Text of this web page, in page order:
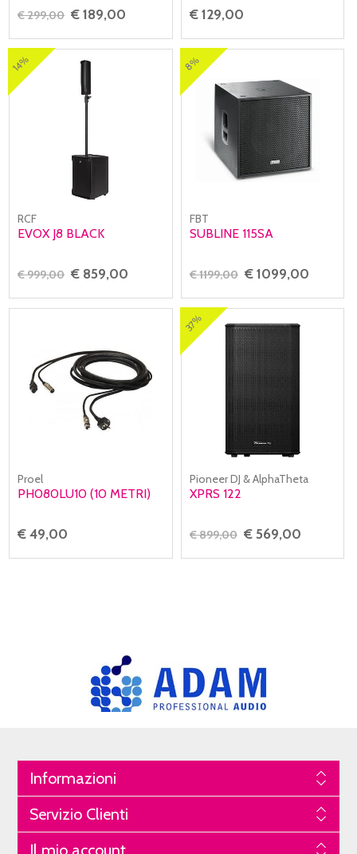
€ 299,00 € 189,00 € 129,00
14%
RCF
EVOX J8 BLACK
€ 999,00 € 859,00
8%
FBT
SUBLINE 115SA
€ 1199,00 € 1099,00
Proel
PH080LU10 (10 METRI)
€ 49,00
37%
Pioneer DJ & AlphaTheta
XPRS 122
€ 899,00 € 569,00
Informazioni
Servizio Clienti
Il mio account